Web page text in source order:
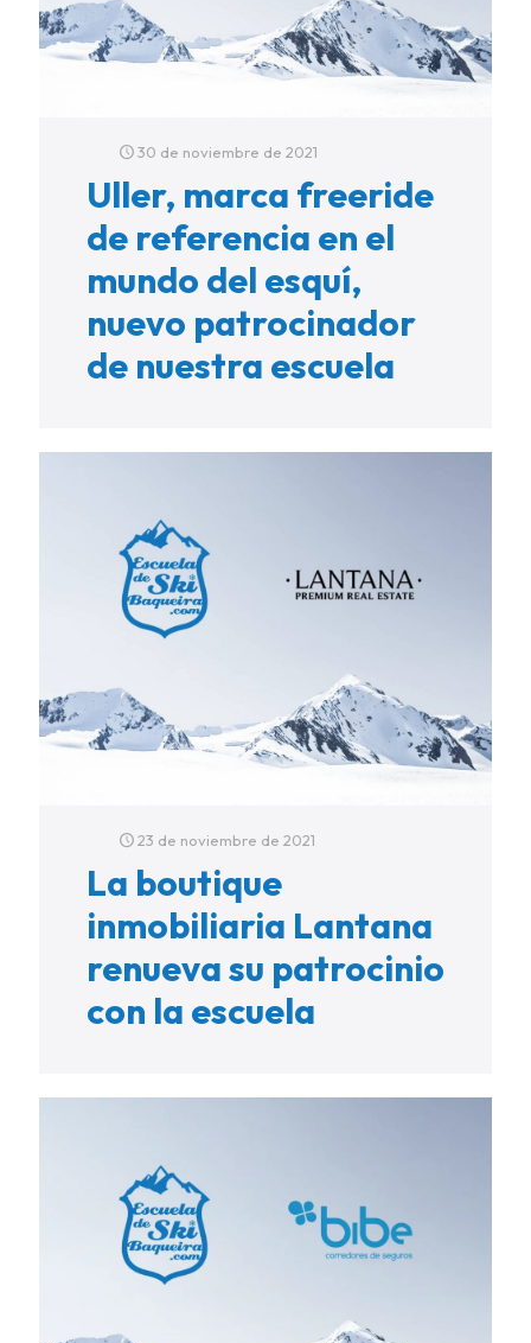
30 de noviembre de 2021
Uller, marca freeride
de referencia en el
mundo del esquí,
nuevo patrocinador
de nuestra escuela
23 de noviembre de 2021
La boutique
inmobiliaria Lantana
renueva su patrocinio
con la escuela